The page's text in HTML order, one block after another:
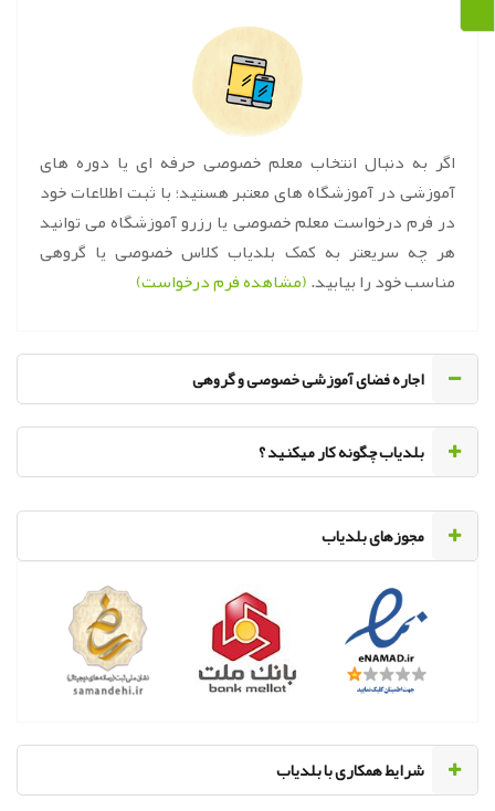
اگر به دنبال انتخاب معلم خصوصی حرفه ای یا دوره های
آموزشی در آموزشگاه های معتبر هستید؛ با ثبت اطلاعات خود
در فرم درخواست معلم خصوصی یا رزرو آموزشگاه می توانید
هر چه سریعتر به کمک بلدیاب کلاس خصوصی یا گروهی
مناسب خود را بیابید.(مشاهده فرم درخواست)
اجاره فضای آموزشی خصوصی و گروهی
‌بلدیاب چگونه کار میکنید ؟
مجوزهای بلدیاب
‌شرایط همکاری با بلدیاب